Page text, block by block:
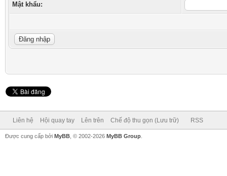
Mật khẩu:
Liên hệ Hội quay tay Lên trên Chế độ thu gọn (Lưu trữ) RSS
Được cung cấp bởi MyBB , © 2002-2026 MyBB Group